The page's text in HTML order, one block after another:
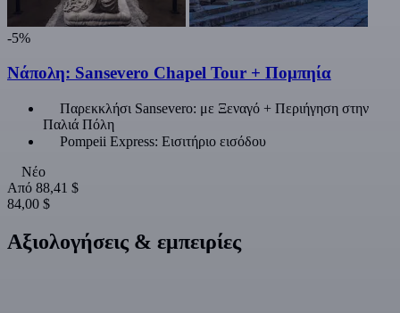
-5%
Νάπολη: Sansevero Chapel Tour + Πομπηία
Παρεκκλήσι Sansevero: με Ξεναγό + Περιήγηση στην
Παλιά Πόλη
Pompeii Express: Εισιτήριο εισόδου
Νέο
Από 88,41 $
84,00 $
Αξιολογήσεις & εμπειρίες